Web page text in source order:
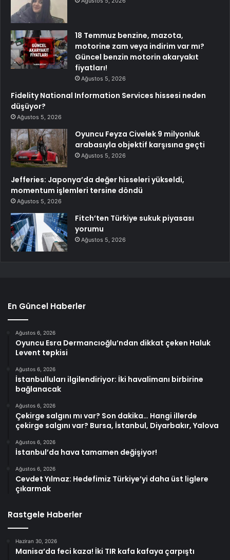
18 Temmuz benzine, mazota,
motorine zam veya indirim var mı?
Güncel benzin motorin akaryakıt
fiyatları!
Ağustos 5, 2026
Fidelity National Information Services hissesi neden
düşüyor?
Ağustos 5, 2026
Oyuncu Feyza Civelek 9 milyonluk
arabasıyla objektif karşısına geçti
Ağustos 5, 2026
Jefferies: Japonya’da değer hisseleri yükseldi,
momentum işlemleri tersine döndü
Ağustos 5, 2026
Fitch’ten Türkiye sukuk piyasası
yorumu
Ağustos 5, 2026
En Güncel Haberler
Ağustos 6, 2026
Oyuncu Esra Dermancıoğlu’ndan dikkat çeken Haluk
Levent tepkisi
Ağustos 6, 2026
İstanbulluları ilgilendiriyor: İki havalimanı birbirine
bağlanacak
Ağustos 6, 2026
Çekirge salgını mı var? Son dakika… Hangi illerde
çekirge salgını var? Bursa, İstanbul, Diyarbakır, Yalova
Ağustos 6, 2026
İstanbul’da hava tamamen değişiyor!
Ağustos 6, 2026
Cevdet Yılmaz: Hedefimiz Türkiye’yi daha üst liglere
çıkarmak
Rastgele Haberler
Haziran 30, 2026
Manisa’da feci kaza! İki TIR kafa kafaya çarpıştı